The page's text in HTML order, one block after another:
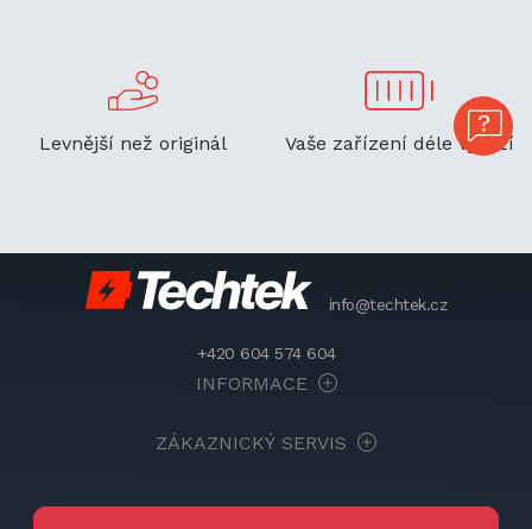
Levnější než originál Vaše zařízení déle vydrží
info@techtek.cz
+420 604 574 604
INFORMACE
ZÁKAZNICKÝ SERVIS